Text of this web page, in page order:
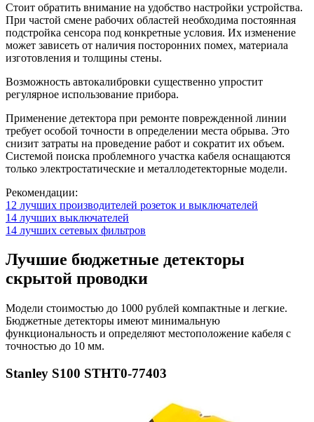
Стоит обратить внимание на удобство настройки устройства.
При частой смене рабочих областей необходима постоянная
подстройка сенсора под конкретные условия. Их изменение
может зависеть от наличия посторонних помех, материала
изготовления и толщины стены.
Возможность автокалибровки существенно упростит
регулярное использование прибора.
Применение детектора при ремонте поврежденной линии
требует особой точности в определении места обрыва. Это
снизит затраты на проведение работ и сократит их объем.
Системой поиска проблемного участка кабеля оснащаются
только электростатические и металлодетекторные модели.
Рекомендации:
12 лучших производителей розеток и выключателей
14 лучших выключателей
14 лучших сетевых фильтров
Лучшие бюджетные детекторы
скрытой проводки
Модели стоимостью до 1000 рублей компактные и легкие.
Бюджетные детекторы имеют минимальную
функциональность и определяют местоположение кабеля с
точностью до 10 мм.
Stanley S100 STHT0-77403